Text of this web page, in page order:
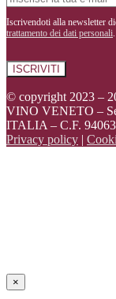
Iscrivendoti alla newsletter
trattamento dei dati personali
© copyright 2023 –
VINO VENETO –
ITALIA – C.F.
Privacy policy |
×